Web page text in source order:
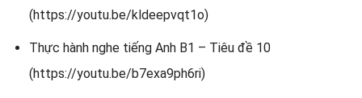
(https://youtu.be/kldeepvqt1o)
Thực hành nghe tiếng Anh B1 – Tiêu đề 10
(https://youtu.be/b7exa9ph6ri)